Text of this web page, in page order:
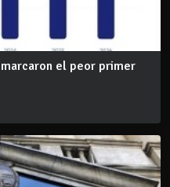
el peor primer